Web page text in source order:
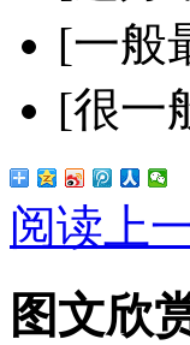
[一般
[很一
阅读上
图文欣